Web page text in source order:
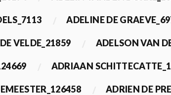
ADELINE DE
VELDE_21859 ADELSON VAN
ADRIAAN
ADRIEN DE